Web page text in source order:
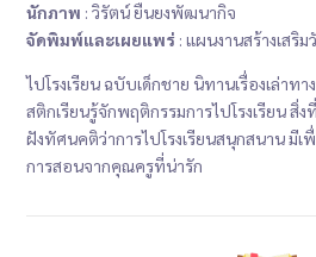
นักภาพ : วิรัตน์ ยืนยงพัฒนากิจ
จัดพิมพ์และเผยแพร่ : แผนงานสร้างเสริ
ไปโรงเรียน ฉบับเด็กชาย นิทานเรื่องเล่าท
สติกเรียนรู้จักพฤติกรรมการไปโรงเรียน สิ่ง
ฝังทัศนคติว่าการไปโรงเรียนสนุกสนาน มีเ
การสอนจากคุณครูที่น่ารัก